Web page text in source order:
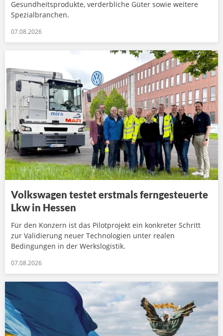
Gesundheitsprodukte, verderbliche Güter sowie weitere
Spezialbranchen.
07.08.2026
Volkswagen testet erstmals ferngesteuerte
Lkw in Hessen
Für den Konzern ist das Pilotprojekt ein konkreter Schritt
zur Validierung neuer Technologien unter realen
Bedingungen in der Werkslogistik.
07.08.2026